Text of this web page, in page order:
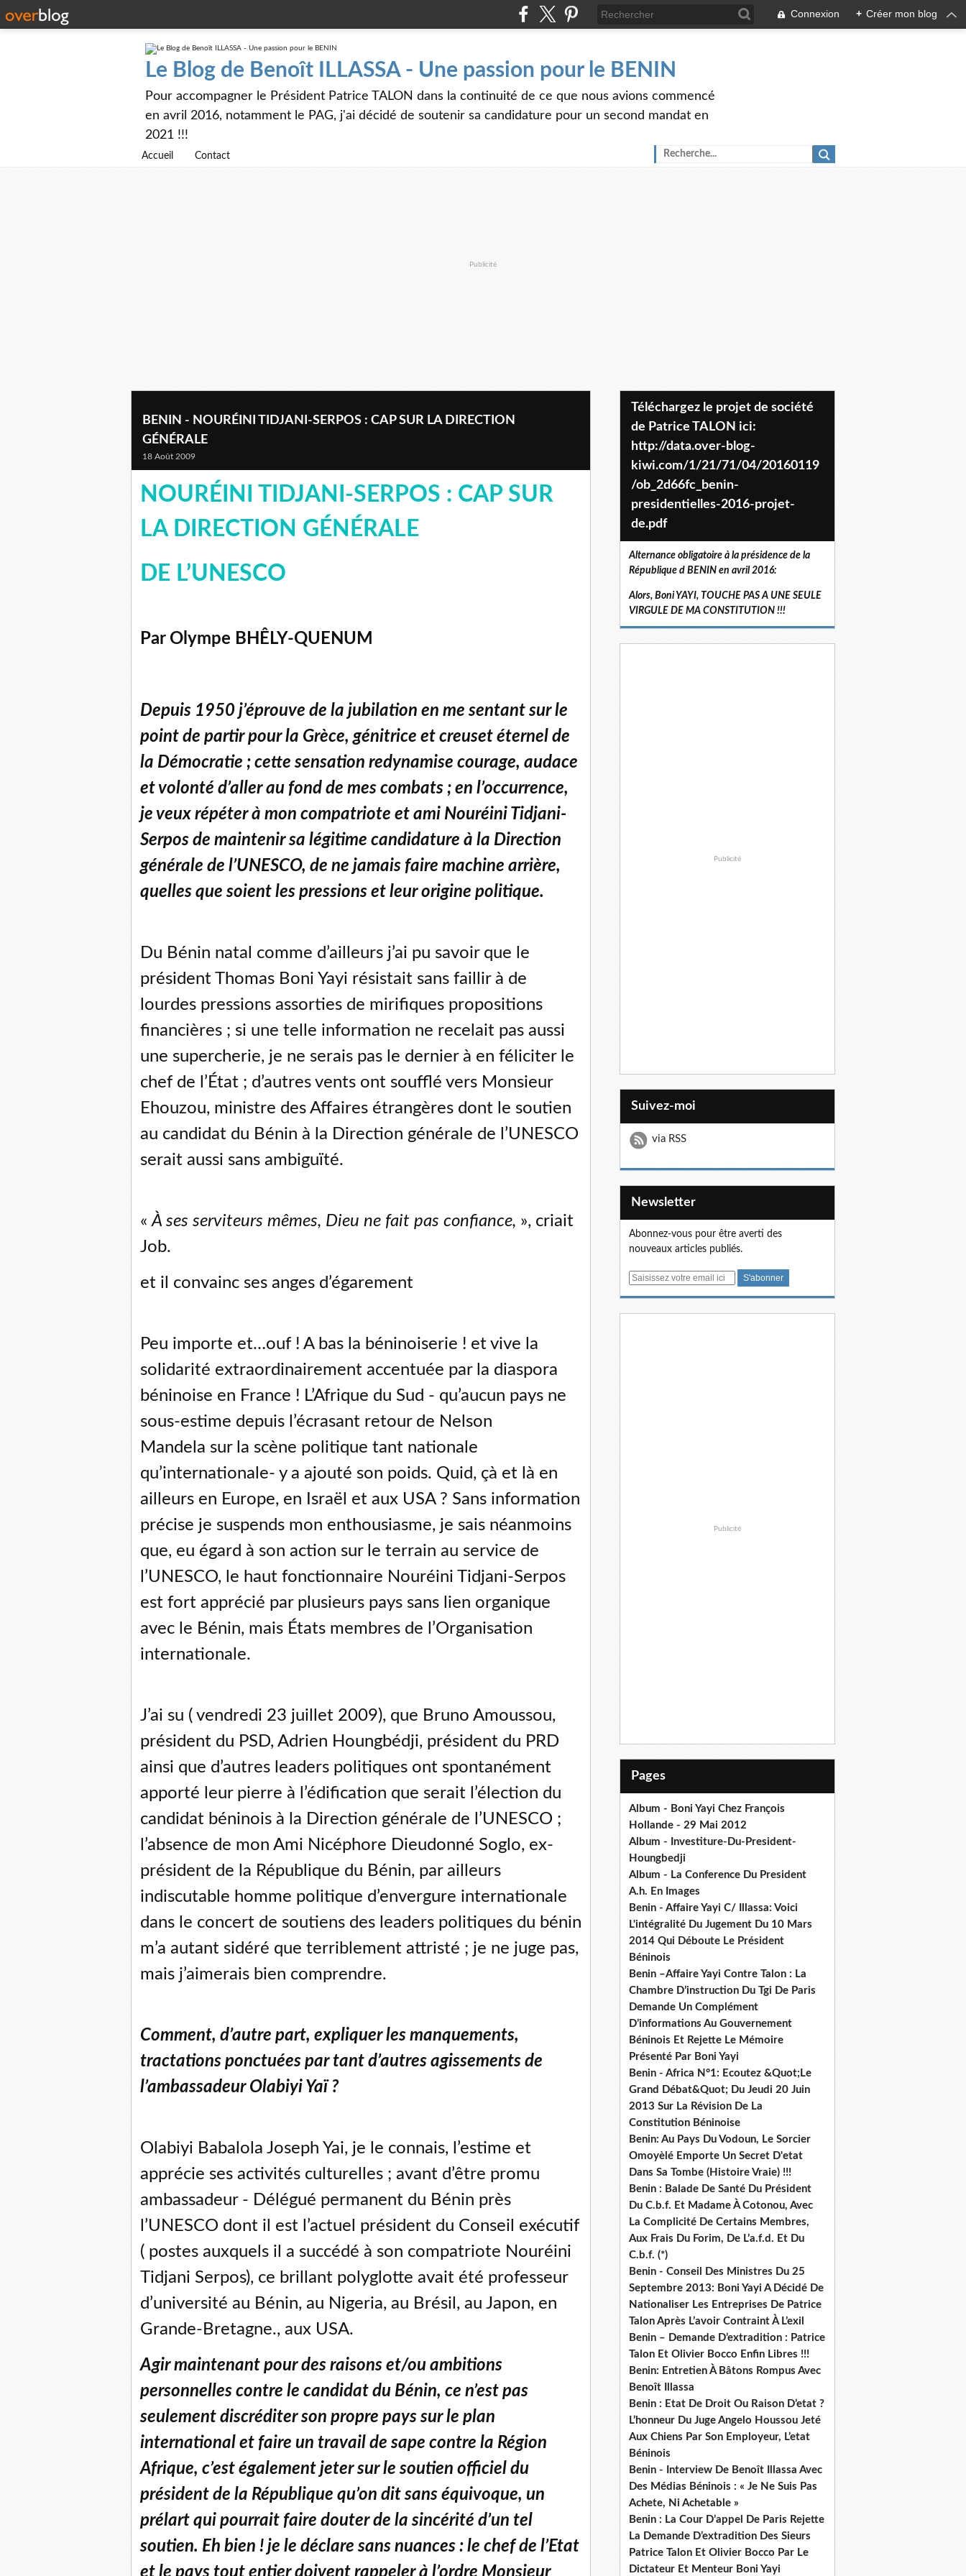
Connexion + Créer mon blog
Le Blog de Benoît ILLASSA - Une passion pour le BENIN
Pour accompagner le Président Patrice TALON dans la continuité de ce que nous avions commencé
en avril 2016, notamment le PAG, j'ai décidé de soutenir sa candidature pour un second mandat en
2021 !!!
Accueil Contact
Publicité
BENIN - NOURÉINI TIDJANI-SERPOS : CAP SUR LA DIRECTION
GÉNÉRALE
18 Août 2009
NOURÉINI TIDJANI-SERPOS : CAP SUR
LA DIRECTION GÉNÉRALE
DE L’UNESCO
Par Olympe BHÊLY-QUENUM
Depuis 1950 j’éprouve de la jubilation en me sentant sur le
point de partir pour la Grèce, génitrice et creuset éternel de
la Démocratie ; cette sensation redynamise courage, audace
et volonté d’aller au fond de mes combats ; en l’occurrence,
je veux répéter à mon compatriote et ami Nouréini Tidjani-
Serpos de maintenir sa légitime candidature à la Direction
générale de l’UNESCO, de ne jamais faire machine arrière,
quelles que soient les pressions et leur origine politique.
Du Bénin natal comme d’ailleurs j’ai pu savoir que le
président Thomas Boni Yayi résistait sans faillir à de
lourdes pressions assorties de mirifiques propositions
financières ; si une telle information ne recelait pas aussi
une supercherie, je ne serais pas le dernier à en féliciter le
chef de l’État ; d’autres vents ont soufflé vers Monsieur
Ehouzou, ministre des Affaires étrangères dont le soutien
au candidat du Bénin à la Direction générale de l’UNESCO
serait aussi sans ambiguïté.
«À ses serviteurs mêmes, Dieu ne fait pas confiance, », criait
Job.
et il convainc ses anges d’égarement
Peu importe et…ouf ! A bas la béninoiserie ! et vive la
solidarité extraordinairement accentuée par la diaspora
béninoise en France ! L’Afrique du Sud - qu’aucun pays ne
sous-estime depuis l’écrasant retour de Nelson
Mandela sur la scène politique tant nationale
qu’internationale- y a ajouté son poids. Quid, çà et là en
ailleurs en Europe, en Israël et aux USA ? Sans information
précise je suspends mon enthousiasme, je sais néanmoins
que, eu égard à son action sur le terrain au service de
l’UNESCO, le haut fonctionnaire Nouréini Tidjani-Serpos
est fort apprécié par plusieurs pays sans lien organique
avec le Bénin, mais États membres de l’Organisation
internationale.
J’ai su ( vendredi 23 juillet 2009), que Bruno Amoussou,
président du PSD, Adrien Houngbédji, président du PRD
ainsi que d’autres leaders politiques ont spontanément
apporté leur pierre à l’édification que serait l’élection du
candidat béninois à la Direction générale de l’UNESCO ;
l’absence de mon Ami Nicéphore Dieudonné Soglo, ex-
président de la République du Bénin, par ailleurs
indiscutable homme politique d’envergure internationale
dans le concert de soutiens des leaders politiques du bénin
m’a autant sidéré que terriblement attristé ; je ne juge pas,
mais j’aimerais bien comprendre.
Comment, d’autre part, expliquer les manquements,
tractations ponctuées par tant d’autres agissements de
l’ambassadeur Olabiyi Yaï ?
Olabiyi Babalola Joseph Yai, je le connais, l’estime et
apprécie ses activités culturelles ; avant d’être promu
ambassadeur - Délégué permanent du Bénin près
l’UNESCO dont il est l’actuel président du Conseil exécutif
( postes auxquels il a succédé à son compatriote Nouréini
Tidjani Serpos), ce brillant polyglotte avait été professeur
d’université au Bénin, au Nigeria, au Brésil, au Japon, en
Grande-Bretagne., aux USA.
Agir maintenant pour des raisons et/ou ambitions
personnelles contre le candidat du Bénin, ce n’est pas
seulement discréditer son propre pays sur le plan
international et faire un travail de sape contre la Région
Afrique, c’est également jeter sur le soutien officiel du
président de la République qu’on dit sans équivoque, un
prélart qui pourrait faire douter de la sincérité d’un tel
soutien. Eh bien ! je le déclare sans nuances : le chef de l’Etat
et le pays tout entier doivent rappeler à l’ordre Monsieur
Téléchargez le projet de société
de Patrice TALON ici:
http://data.over-blog-
kiwi.com/1/21/71/04/20160119
/ob_2d66fc_benin-
presidentielles-2016-projet-
de.pdf
Alternance obligatoire à la présidence de la
République d BENIN en avril 2016:
Alors, Boni YAYI, TOUCHE PAS A UNE SEULE
VIRGULE DE MA CONSTITUTION !!!
Publicité
Suivez-moi
via RSS
Newsletter
Abonnez-vous pour être averti des
nouveaux articles publiés.
E
Publicité
Pages
Album - Boni Yayi Chez François
Hollande - 29 Mai 2012
Album - Investiture-Du-President-
Houngbedji
Album - La Conference Du President
A.h. En Images
Benin - Affaire Yayi C/ Illassa: Voici
L'intégralité Du Jugement Du 10 Mars
2014 Qui Déboute Le Président
Béninois
Benin –Affaire Yayi Contre Talon : La
Chambre D’instruction Du Tgi De Paris
Demande Un Complément
D’informations Au Gouvernement
Béninois Et Rejette Le Mémoire
Présenté Par Boni Yayi
Benin - Africa N°1: Ecoutez &Quot;Le
Grand Débat&Quot; Du Jeudi 20 Juin
2013 Sur La Révision De La
Constitution Béninoise
Benin: Au Pays Du Vodoun, Le Sorcier
Omoyèlé Emporte Un Secret D'etat
Dans Sa Tombe (Histoire Vraie) !!!
Benin : Balade De Santé Du Président
Du C.b.f. Et Madame À Cotonou, Avec
La Complicité De Certains Membres,
Aux Frais Du Forim, De L’a.f.d. Et Du
C.b.f. (*)
Benin - Conseil Des Ministres Du 25
Septembre 2013: Boni Yayi A Décidé De
Nationaliser Les Entreprises De Patrice
Talon Après L’avoir Contraint À L’exil
Benin – Demande D’extradition : Patrice
Talon Et Olivier Bocco Enfin Libres !!!
Benin: Entretien À Bâtons Rompus Avec
Benoît Illassa
Benin : Etat De Droit Ou Raison D’etat ?
L’honneur Du Juge Angelo Houssou Jeté
Aux Chiens Par Son Employeur, L’etat
Béninois
Benin - Interview De Benoît Illassa Avec
Des Médias Béninois : « Je Ne Suis Pas
Achete, Ni Achetable »
Benin : La Cour D’appel De Paris Rejette
La Demande D’extradition Des Sieurs
Patrice Talon Et Olivier Bocco Par Le
Dictateur Et Menteur Boni Yayi